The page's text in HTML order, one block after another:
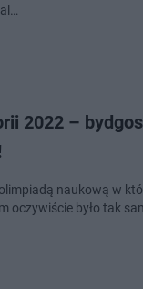
2022 –
naukową w
oczywiście było tak